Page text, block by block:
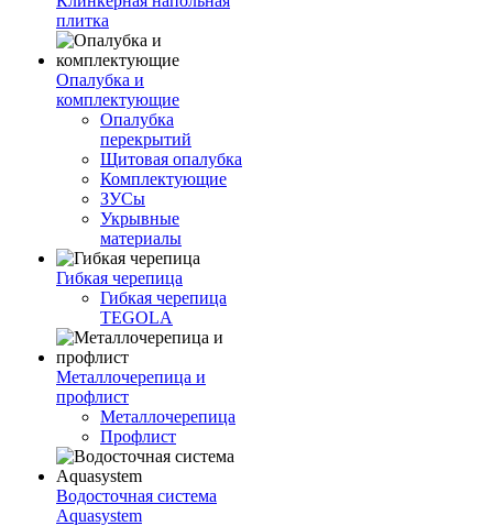
плитка
Опалубка и
комплектующие
Опалубка
перекрытий
Щитовая опалубка
Комплектующие
ЗУСы
Укрывные
материалы
Гибкая черепица
Гибкая черепица
TEGOLA
Металлочерепица и
профлист
Металлочерепица
Профлист
Водосточная система
Aquasystem